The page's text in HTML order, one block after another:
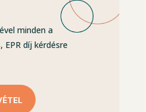
minden a
EPR díj kérdésre